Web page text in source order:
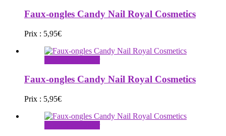
Faux-ongles Candy Nail Royal Cosmetics
Prix : 5,95€
Faux-ongles Candy Nail Royal Cosmetics
Prix : 5,95€